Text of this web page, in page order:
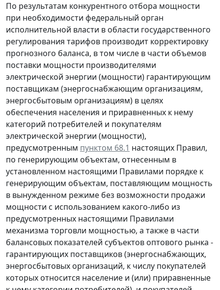
По результатам конкурентного отбора мощности
при необходимости федеральный орган
исполнительной власти в области государственного
регулирования тарифов производит корректировку
прогнозного баланса, в том числе в части объемов
поставки мощности производителями
электрической энергии (мощности) гарантирующим
поставщикам (энергоснабжающим организациям,
энергосбытовым организациям) в целях
обеспечения населения и приравненных к нему
категорий потребителей и покупателям
электрической энергии (мощности),
предусмотренным пунктом 68.1 настоящих Правил,
по генерирующим объектам, отнесенным в
установленном настоящими Правилами порядке к
генерирующим объектам, поставляющим мощность
в вынужденном режиме без возможности продажи
мощности с использованием какого-либо из
предусмотренных настоящими Правилами
механизма торговли мощностью, а также в части
балансовых показателей субъектов оптового рынка -
гарантирующих поставщиков (энергоснабжающих,
энергосбытовых организаций, к числу покупателей
которых относится население и (или) приравненные